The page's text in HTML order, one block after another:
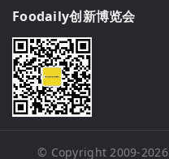
Foodaily创新博览会
© Copyright 2009-2026